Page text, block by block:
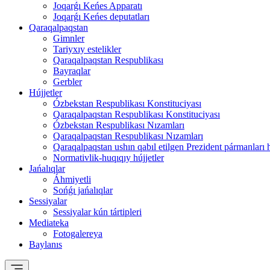
Joqarǵı Keńes Apparatı
Joqarǵı Keńes deputatları
Qaraqalpaqstan
Gimnler
Tariyxıy estelikler
Qaraqalpaqstan Respublikası
Bayraqlar
Gerbler
Hújjetler
Ózbekstan Respublikası Konstituciyası
Qaraqalpaqstan Respublikası Konstituciyası
Ózbekstan Respublikası Nızamları
Qaraqalpaqstan Respublikası Nızamları
Qaraqalpaqstan ushın qabıl etilgen Prezident pármanları
Normativlik-huqıqıy hújjetler
Jańalıqlar
Áhmiyetli
Sońǵı jańalıqlar
Sessiyalar
Sessiyalar kún tártipleri
Mediateka
Fotogalereya
Baylanıs